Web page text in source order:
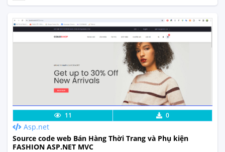
Chi Tiết Xem Thực Tế
11 0
Asp.net
Source code web Bán Hàng Thời Trang và Phụ kiện
FASHION ASP.NET MVC